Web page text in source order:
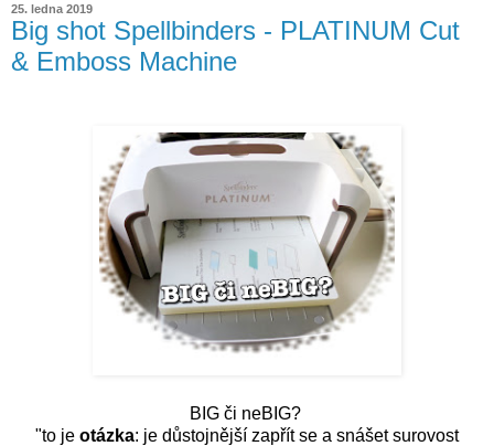
25. ledna 2019
Big shot Spellbinders - PLATINUM Cut
& Emboss Machine
BIG či neBIG?
"to je otázka: je důstojnější zapřít se a snášet surovost